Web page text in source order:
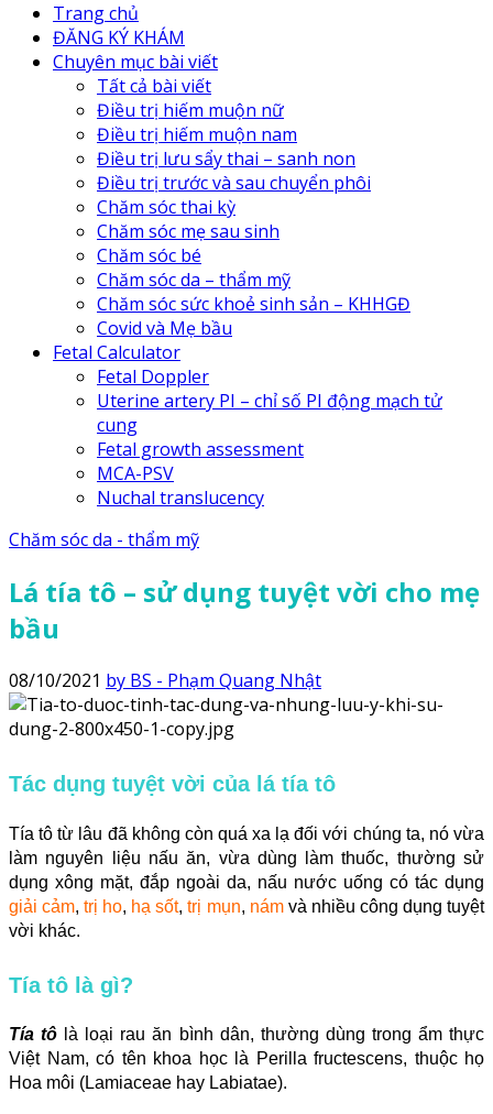
Trang chủ
ĐĂNG KÝ KHÁM
Chuyên mục bài viết
Tất cả bài viết
Điều trị hiếm muộn nữ
Điều trị hiếm muộn nam
Điều trị lưu sẩy thai – sanh non
Điều trị trước và sau chuyển phôi
Chăm sóc thai kỳ
Chăm sóc mẹ sau sinh
Chăm sóc bé
Chăm sóc da – thẩm mỹ
Chăm sóc sức khoẻ sinh sản – KHHGĐ
Covid và Mẹ bầu
Fetal Calculator
Fetal Doppler
Uterine artery PI – chỉ số PI động mạch tử
cung
Fetal growth assessment
MCA-PSV
Nuchal translucency
Chăm sóc da - thẩm mỹ
Lá tía tô – sử dụng tuyệt vời cho mẹ
bầu
08/10/2021 by BS - Phạm Quang Nhật
Tác dụng tuyệt vời của lá tía tô
Tía tô từ lâu đã không còn quá xa lạ đối với chúng ta, nó vừa
làm nguyên liệu nấu ăn, vừa dùng làm thuốc, thường sử
dụng xông mặt, đắp ngoài da, nấu nước uống có tác dụng
giải cảm, trị ho, hạ sốt,trị mụn, námvà nhiều công dụng tuyệt
vời khác.
Tía tô là gì?
Tía tô là loại rau ăn bình dân, thường dùng trong ẩm thực
Việt Nam, có tên khoa học là Perilla fructescens, thuộc họ
Hoa môi (Lamiaceae hay Labiatae).